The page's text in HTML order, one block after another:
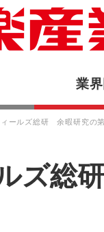
業
ールズ総研 余暇研究の
ズ総